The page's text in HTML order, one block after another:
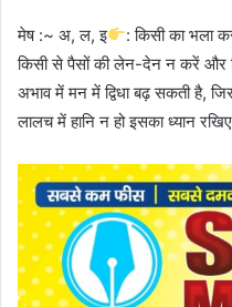
मेष :~ अ, ल, इ
: किसी का भला
किसी से पैसों की लेन-देन न करें और
अभाव में मन में द्विधा बढ़ सकती है,
लालच में हानि न हो इसका ध्यान